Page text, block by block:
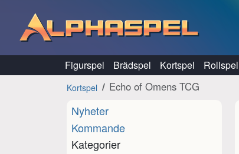
Figurspel Brädspel Kortspel Rollspel
Kortspel Echo of Omens TCG
Nyheter
Kommande
Kategorier